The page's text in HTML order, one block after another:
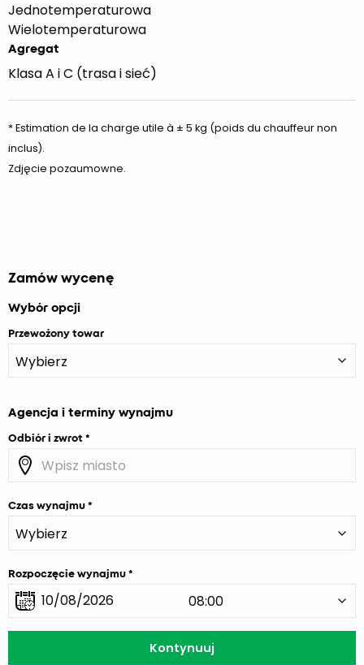
Jednotemperaturowa
Wielotemperaturowa
Agregat
Klasa A i C (trasa i sieć)
* Estimation de la charge utile à ± 5 kg (poids du chauffeur non
inclus).
Zdjęcie pozaumowne.
Zamów wycenę
Wybór opcji
Przewożony towar
Agencja i terminy wynajmu
Odbiór i zwrot
Czas wynajmu
Rozpoczęcie wynajmu